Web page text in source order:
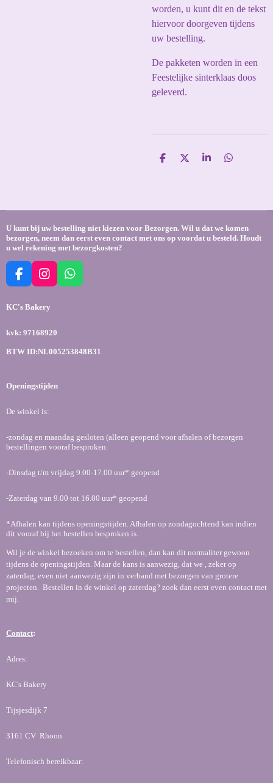
worden, u kunt dit en de tekst
hiervoor doorgeven tijdens
uw bestelling.
De pakketen worden in een
Feestelijke sinterklaas doos
geleverd.
D
D
S
D
U kunt bij uw bestelling niet kiezen voor Bezorgen. Wil u dat we komen
bezorgen, neem dan eerst even contact met ons op voordat u besteld. Houdt
u wel rekening met bezorgkosten?
F
c
o
o
I
g
r
W
p
KC's Bakery
kvk: 97168920
BTW ID:NL005253848B31
Openingstijden
De winkel is:
-zondag en maandag gesloten (alleen geopend voor afhalen of bezorgen
bestellingen vooraf besproken.
-Dinsdag t/m vrijdag 9.00-17.00 uur* geopend
-Zaterdag van 9.00 tot 16.00 uur* geopend
*Afhalen kan tijdens openingstijden. Afhalen op zondagochtend kan indien
dit vooraf bij het bestellen besproken is.
Wil je de winkel bezoeken om te bestellen, dan kan dit normaliter gewoon
tijdens de openingstijden. Maar de kans is aanwezig, dat we , zeker op
zaterdag, even niet aanwezig zijn in verband met bezorgen van grotere
projecten. Bestellen in de winkel op zaterdag? zoek dan eerst even contact met
mij.
Contact:
Adres:
KC's Bakery
Tijsjesdijk 7
3161 CV Rhoon
Telefonisch bereikbaar: